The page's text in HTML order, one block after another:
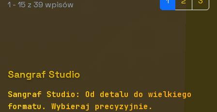
1 - 15 z 39 wpisów
Sangraf Studio
Sangraf Studio: Od detalu do wielkiego
formatu. Wybieraj precyzyjnie.